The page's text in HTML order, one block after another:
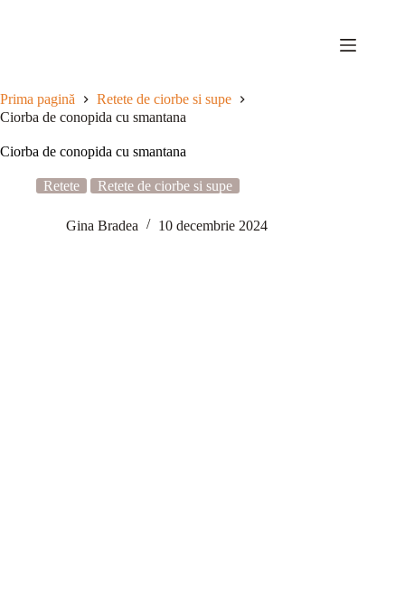
Prima pagină
Retete de ciorbe si supe
Ciorba de conopida cu smantana
Ciorba de conopida cu smantana
Retete Retete de ciorbe si supe
Gina Bradea 10 decembrie 2024